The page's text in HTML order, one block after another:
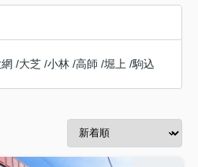
/大芝 /小林 /高師 /堀上 /駒込